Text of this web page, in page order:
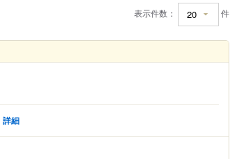
表示件数： 件
詳細